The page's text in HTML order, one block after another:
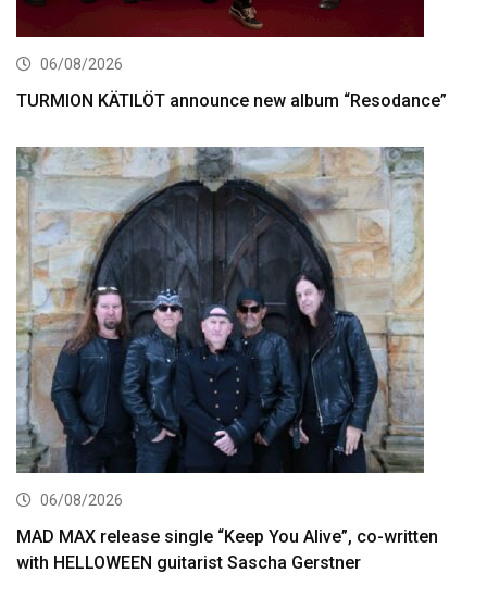
06/08/2026
TURMION KÄTILÖT announce new album “Resodance”
06/08/2026
MAD MAX release single “Keep You Alive”, co-written
with HELLOWEEN guitarist Sascha Gerstner